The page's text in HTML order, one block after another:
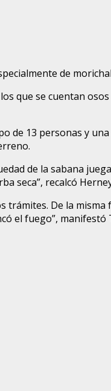
de
que se cuentan
de 13 personas y
de la sabana
seca”, recalcó
De la misma
el fuego”, manifestó